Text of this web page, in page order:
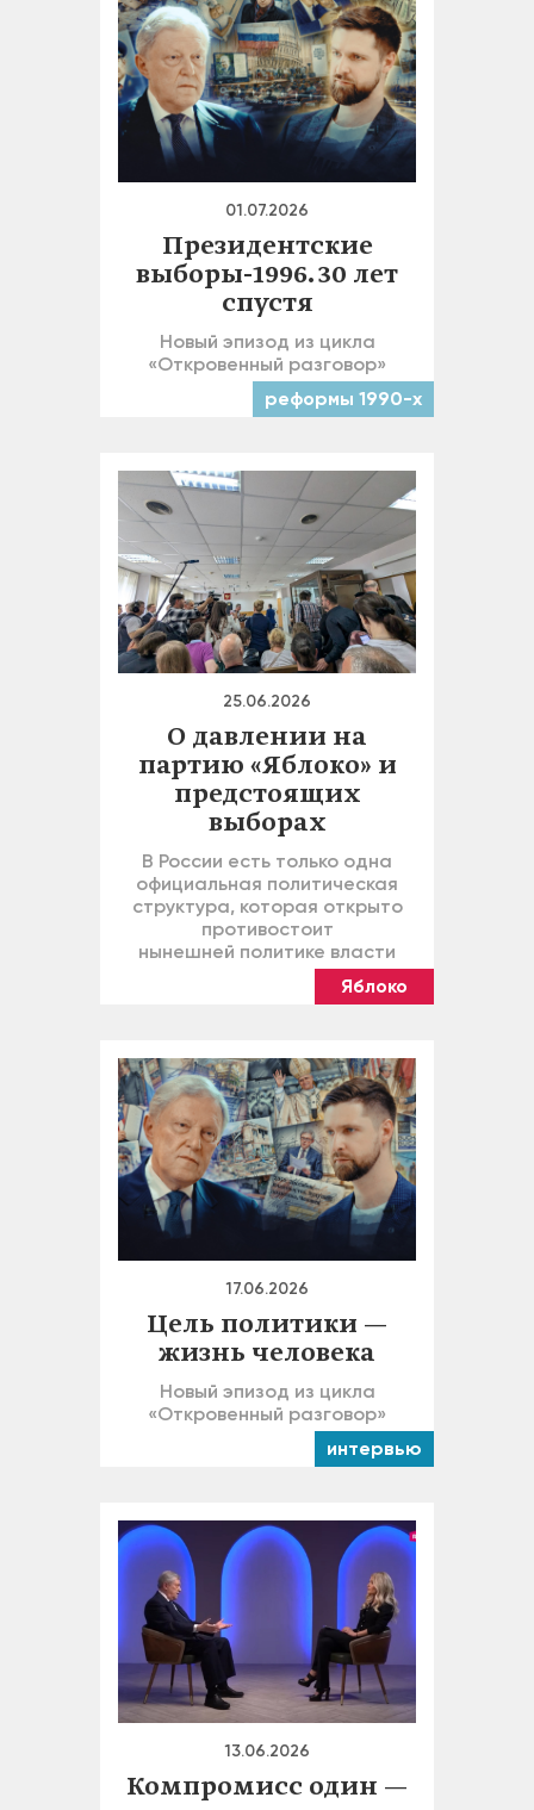
01.07.2026
Президентские
выборы-1996. 30 лет
спустя
Новый эпизод из цикла
«Откровенный разговор»
реформы 1990-х
25.06.2026
О давлении на
партию «Яблоко» и
предстоящих
выборах
В России есть только одна
официальная политическая
структура, которая открыто
противостоит
нынешней политике власти
Яблоко
17.06.2026
Цель политики —
жизнь человека
Новый эпизод из цикла
«Откровенный разговор»
интервью
13.06.2026
Компромисс один —